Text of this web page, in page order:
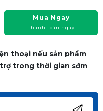
Mua Ngay
Thanh toán ngay
thoại nếu sản phẩm
trong thời gian sớm